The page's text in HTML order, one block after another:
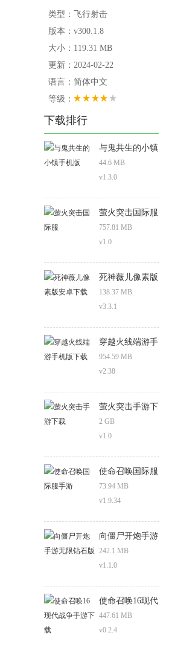
类型：飞行射击
版本：v300.1.8
大小：119.31 MB
更新：2024-02-22
语言：简体中文
等级：
下载排行
与鬼共生的小镇
手机版
44.6 MB
v1.3.0
萤火突击国际服
757.81 MB
v1.0
死神薇儿像素版
安卓下载
138.37 MB
v3.3.1
穿越火线端游手
机版下载
954.59 MB
v2.38
萤火突击手游下
载
2 GB
v1.0
使命召唤国际服
手游
73.94 MB
v1.9.34
向僵尸开炮手游
无限钻石版
242.1 MB
v1.1.0
使命召唤16现代
战争手游下载
447.61 MB
v0.2.4